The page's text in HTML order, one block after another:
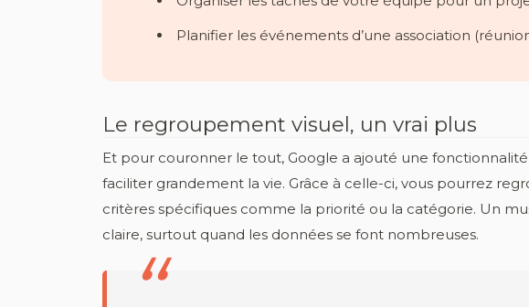
Planifier les événements d’une association
Le regroupement visuel, un vrai plus
Et pour couronner le tout, Google a ajouté une
faciliter grandement la vie. Grâce à celle-ci, vous pourrez
critères spécifiques comme la priorité ou la catégorie. Un
claire, surtout quand les données se font nombreuses.